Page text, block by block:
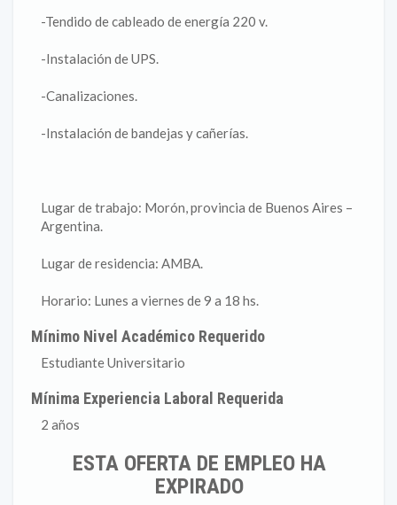
-Tendido de cableado de energía 220 v.
-Instalación de UPS.
-Canalizaciones.
-Instalación de bandejas y cañerías.
Lugar de trabajo: Morón, provincia de Buenos Aires –
Argentina.
Lugar de residencia: AMBA.
Horario: Lunes a viernes de 9 a 18 hs.
Mínimo Nivel Académico Requerido
Estudiante Universitario
Mínima Experiencia Laboral Requerida
2 años
ESTA OFERTA DE EMPLEO HA
EXPIRADO